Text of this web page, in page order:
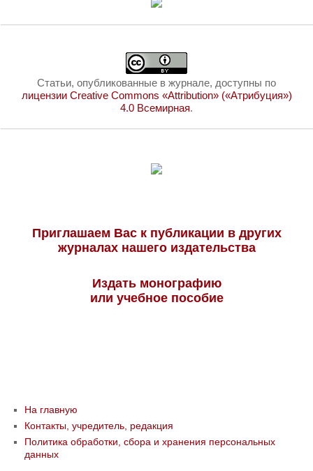
Статьи, опубликованные в журнале, доступны по
лицензии Creative Commons «Attribution» («Атрибуция»)
4.0 Всемирная.
Приглашаем Вас к публикации в других
журналах нашего издательства
Издать монографию
или учебное пособие
На главную
Контакты, учредитель, редакция
Политика обработки, сбора и хранения персональных
данных